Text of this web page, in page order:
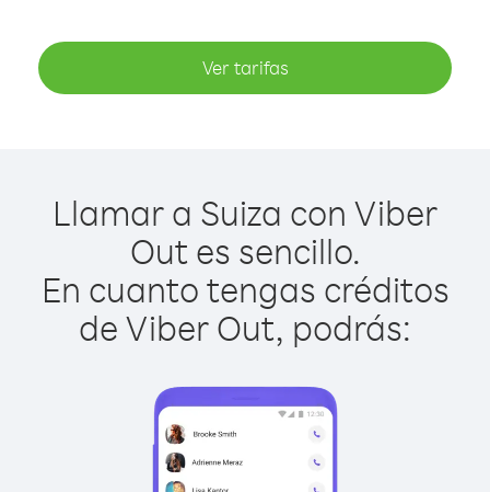
Ver tarifas
Llamar a Suiza con Viber
Out es sencillo.
En cuanto tengas créditos
de Viber Out, podrás: